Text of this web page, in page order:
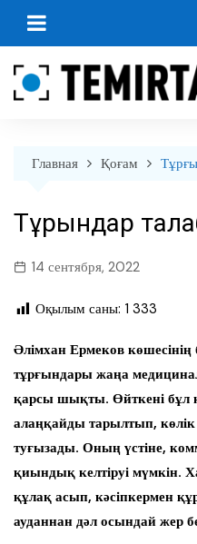
перейти
Главная Қоғам
Тұрғындар
14 сентября, 2022
Оқылым саны: 1 333
Әлімхан Ермеков
тұрғындары жаңа
қарсы шықты. Өйткені бұл
алаңқайды тарылтып,
туғызады. Оның үстіне,
қиындық келтіруі мүмкін.
құлақ асып, кәсіпкермен
ауданнан дәл осындай жер